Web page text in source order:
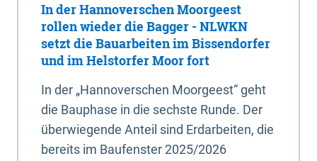
In der Hannoverschen Moorgeest
rollen wieder die Bagger - NLWKN
setzt die Bauarbeiten im Bissendorfer
und im Helstorfer Moor fort
In der „Hannoverschen Moorgeest“ geht
die Bauphase in die sechste Runde. Der
überwiegende Anteil sind Erdarbeiten, die
bereits im Baufenster 2025/2026